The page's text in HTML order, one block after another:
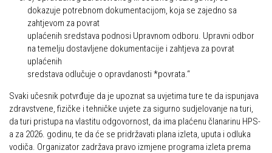
dokazuje potrebnom dokumentacijom, koja se zajedno sa
zahtjevom za povrat
uplaćenih sredstava podnosi Upravnom odboru. Upravni odbor
na temelju dostavljene dokumentacije i zahtjeva za povrat
uplaćenih
sredstava odlučuje o opravdanosti *povrata.“
Svaki učesnik potvrđuje da je upoznat sa uvjetima ture te da ispunjava
zdravstvene, fizičke i tehničke uvjete za sigurno sudjelovanje na turi,
da turi pristupa na vlastitu odgovornost, da ima plaćenu članarinu HPS-
a za 2026. godinu, te da će se pridržavati plana izleta, uputa i odluka
vodiča. Organizator zadržava pravo izmjene programa izleta prema